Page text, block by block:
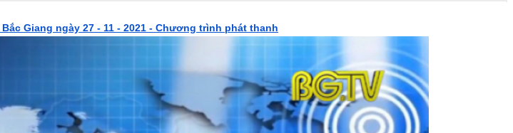
Giang ngày 27 - 11 - 2021 - Chương trình phát thanh